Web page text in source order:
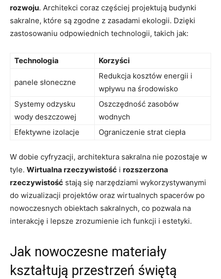
rozwoju. ⁢Architekci‌ coraz ⁢częściej projektują budynki
sakralne, które są zgodne z zasadami ekologii. ⁣Dzięki
zastosowaniu odpowiednich technologii, takich jak:
Technologia Korzyści
panele ⁣słoneczne
Redukcja kosztów energii i
wpływu na środowisko
Systemy odzysku
wody deszczowej
Oszczędność zasobów
wodnych
Efektywne izolacje
Ograniczenie strat ciepła
W dobie cyfryzacji,​ architektura⁢ sakralna nie pozostaje w
tyle. Wirtualna rzeczywistość i rozszerzona ​
rzeczywistość stają się narzędziami wykorzystywanymi
do wizualizacji projektów ‌oraz wirtualnych spacerów po
nowoczesnych obiektach​ sakralnych, co⁢ pozwala ⁢na
interakcję ⁢i lepsze zrozumienie ich funkcji i estetyki.
Jak⁢ nowoczesne materiały
kształtują przestrzeń świętą